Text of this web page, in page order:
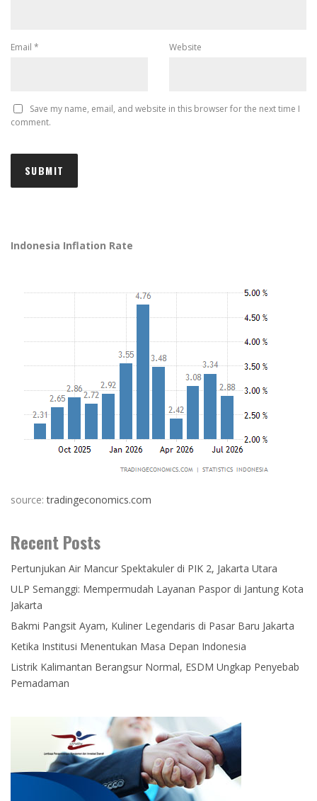
Email * Website
Save my name, email, and website in this browser for the next time I
comment.
Indonesia Inflation Rate
source:tradingeconomics.com
Recent Posts
Pertunjukan Air Mancur Spektakuler di PIK 2, Jakarta Utara
ULP Semanggi: Mempermudah Layanan Paspor di Jantung Kota
Jakarta
Bakmi Pangsit Ayam, Kuliner Legendaris di Pasar Baru Jakarta
Ketika Institusi Menentukan Masa Depan Indonesia
Listrik Kalimantan Berangsur Normal, ESDM Ungkap Penyebab
Pemadaman